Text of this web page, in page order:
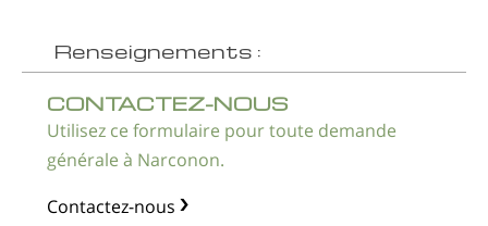
Renseignements :
CONTACTEZ-NOUS
Utilisez ce formulaire pour toute demande
générale à Narconon.
Contactez-nous